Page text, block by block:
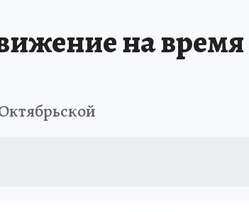
на